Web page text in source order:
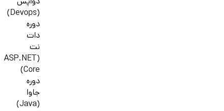
(Devops)
دوره
دات
نت
(ASP.NET
Core)
دوره
جاوا
(Java)